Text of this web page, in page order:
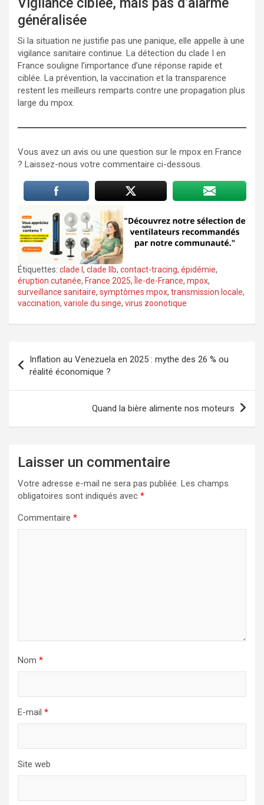
généralisée
Si la situation ne justifie pas une panique, elle appelle à une
vigilance sanitaire continue. La détection du clade I en
France souligne l’importance d’une réponse rapide et
ciblée. La prévention, la vaccination et la transparence
restent les meilleurs remparts contre une propagation plus
large du mpox.
Vous avez un avis ou une question sur le mpox en France
? Laissez-nous votre commentaire ci-dessous.
Étiquettes: clade I , clade IIb, contact-tracing, épidémie,
éruption cutanée, France 2025, Île-de-France, mpox,
surveillance sanitaire, symptômes mpox, transmission locale,
vaccination, variole du singe, virus zoonotique
de
l’article
Inflation au Venezuela en 2025 : mythe des 26 % ou
réalité économique ?
Quand la bière alimente nos moteurs
Laisser un commentaire
Votre adresse e-mail ne sera pas publiée. Les champs
obligatoires sont indiqués avec *
Commentaire *
Nom *
E-mail *
Site web